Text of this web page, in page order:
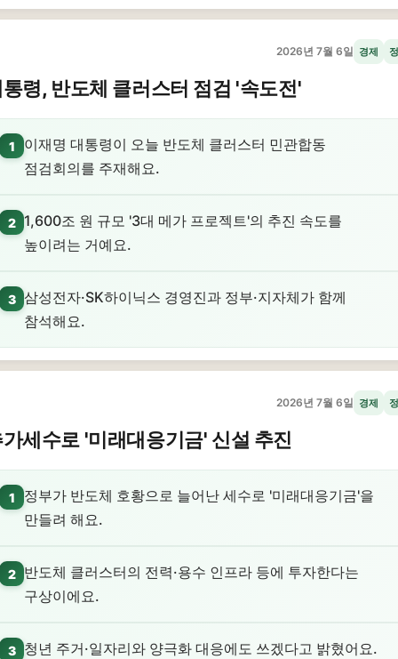
2026년 7월 6일 경제
령, 반도체 클러스터 점검 '속도전'
1
이재명 대통령이 오늘 반도체 클러스터 민관합동
점검회의를 주재해요.
2 1,600조 원 규모 '3대 메가 프로젝트'의 추진 속도를
높이려는 거예요.
3 삼성전자·SK하이닉스 경영진과 정부·지자체가 함께
참석해요.
2026년 7월 6일 경제
세수로 '미래대응기금' 신설 추진
1
정부가 반도체 호황으로 늘어난 세수로 '미래대응기금'을
만들려 해요.
2
반도체 클러스터의 전력·용수 인프라 등에 투자한다는
구상이에요.
3 청년 주거·일자리와 양극화 대응에도 쓰겠다고 밝혔어요.